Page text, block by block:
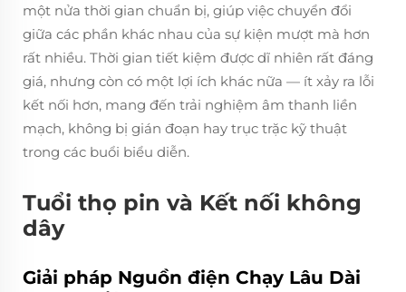
một nửa thời gian chuẩn bị, giúp việc chuyển đổi
giữa các phần khác nhau của sự kiện mượt mà hơn
rất nhiều. Thời gian tiết kiệm được dĩ nhiên rất đáng
giá, nhưng còn có một lợi ích khác nữa — ít xảy ra lỗi
kết nối hơn, mang đến trải nghiệm âm thanh liền
mạch, không bị gián đoạn hay trục trặc kỹ thuật
trong các buổi biểu diễn.
Tuổi thọ pin và Kết nối không
dây
Giải pháp Nguồn điện Chạy Lâu Dài